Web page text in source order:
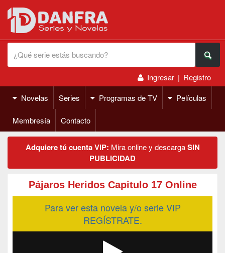
Ingresar | Registro
Novelas
Series Programas de TV Películas
Membresía Contacto
Adquiere tú cuenta VIP: Mira online y descargaSIN
PUBLICIDAD
Pájaros Heridos Capitulo 17 Online
Para ver esta novela y/o serie VIP
REGÍSTRATE.